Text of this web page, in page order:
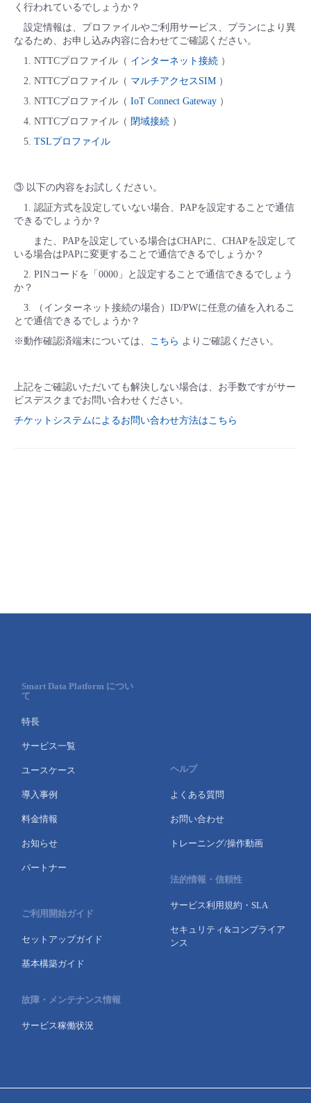
く行われているでしょうか？
設定情報は、プロファイルやご利用サービス、プランにより異
なるため、お申し込み内容に合わせてご確認ください。
1. NTTCプロファイル（ インターネット接続 ）
2. NTTCプロファイル（ マルチアクセスSIM ）
3. NTTCプロファイル（ IoT Connect Gateway ）
4. NTTCプロファイル（ 閉域接続 ）
5. TSLプロファイル
③ 以下の内容をお試しください。
1. 認証方式を設定していない場合、PAPを設定することで通信
できるでしょうか？
また、PAPを設定している場合はCHAPに、CHAPを設定して
いる場合はPAPに変更することで通信できるでしょうか？
2. PINコードを「0000」と設定することで通信できるでしょう
か？
3. （インターネット接続の場合）ID/PWに任意の値を入れるこ
とで通信できるでしょうか？
※動作確認済端末については、
こちら よりご確認ください。
上記をご確認いただいても解決しない場合は、お手数ですがサー
ビスデスクまでお問い合わせください。
チケットシステムによるお問い合わせ方法はこちら
Smart Data Platform につい
て
特長
サービス一覧
ユースケース
導入事例
料金情報
お知らせ
パートナー
ご利用開始ガイド
セットアップガイド
基本構築ガイド
故障・メンテナンス情報
サービス稼働状況
ヘルプ
よくある質問
お問い合わせ
トレーニング/操作動画
法的情報・信頼性
サービス利用規約・SLA
セキュリティ&コンプライア
ンス